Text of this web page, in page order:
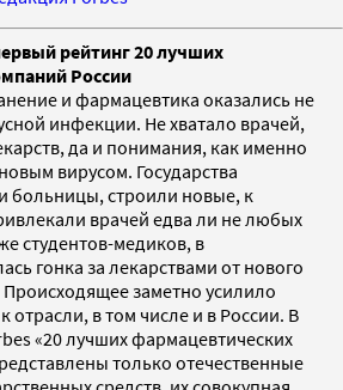
рейтинг 20 лучших
России
и фармацевтика оказались не
инфекции. Не хватало врачей,
да и понимания, как именно
вирусом. Государства
больницы, строили новые, к
врачей едва ли не любых
студентов-медиков, в
гонка за лекарствами от нового
заметно усилило
отрасли, в том числе и в России. В
«20 лучших фармацевтических
только отечественные